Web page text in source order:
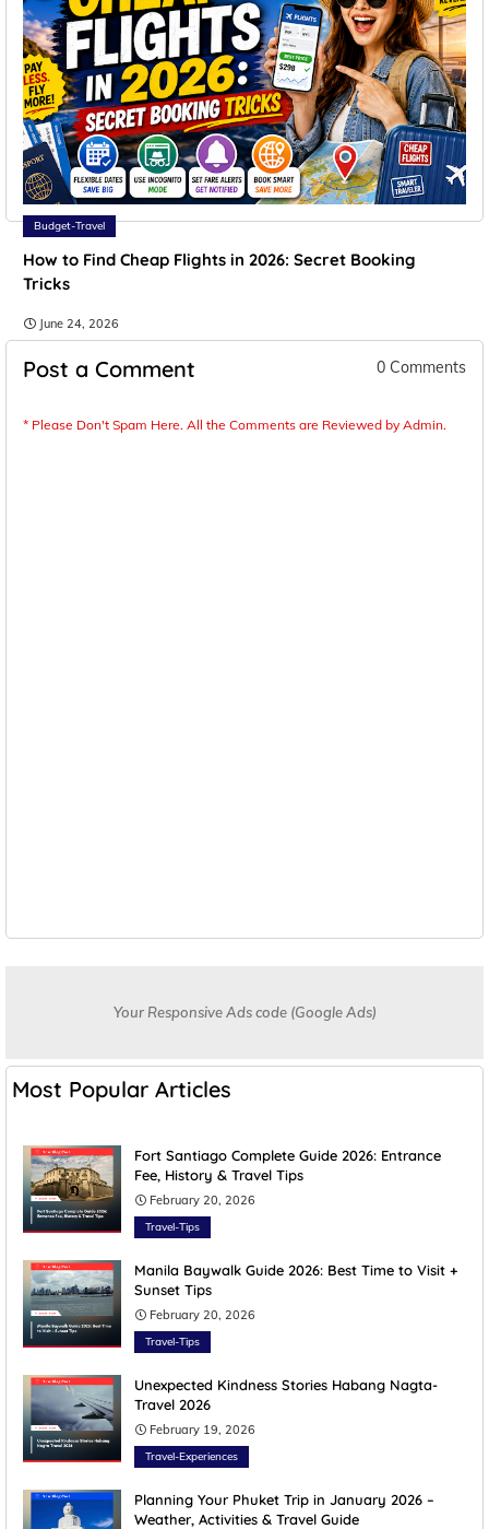
Budget-Travel
How to Find Cheap Flights in 2026: Secret Booking
Tricks
June 24, 2026
Post a Comment 0 Comments
* Please Don't Spam Here. All the Comments are Reviewed by Admin.
Your Responsive Ads code (Google Ads)
Most Popular Articles
Fort Santiago Complete Guide 2026: Entrance
Fee, History & Travel Tips
February 20, 2026
Travel-Tips
Manila Baywalk Guide 2026: Best Time to Visit +
Sunset Tips
February 20, 2026
Travel-Tips
Unexpected Kindness Stories Habang Nagta-
Travel 2026
February 19, 2026
Travel-Experiences
Planning Your Phuket Trip in January 2026 –
Weather, Activities & Travel Guide